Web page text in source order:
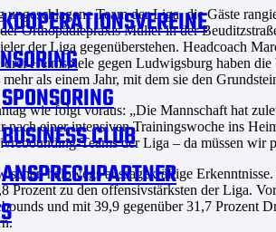
KOOPERATIONSVEREINE
SPONSORING
BUSINESS CLUB
ANSPRECHPARTNER
Team der Liga, die Gäste
Orthopädiepraxis Müller in der
der Liga gegenüberstehen. Headcoach
drei Heimspiele gegen Ludwigsburg haben
als einem Jahr, mit dem sie den
wie folgt voraus: „Die Mannschaft hat
einer intensiven Trainingswoche ins
Teams der Liga – da müssen
halbwegs aussagekräftige
zu den offensivstärksten der Liga.
und mit 39,9 gegenüber 31,7